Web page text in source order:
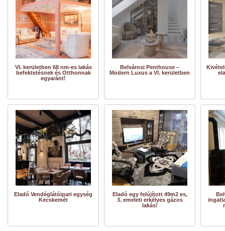
VI. kerületben 68 nm-es lakás
befektetésnek és Otthonnak
egyaránt!
Belvárosi Penthouse –
Modern Luxus a VI. kerületben
Eladó Vendéglátóipari egység
Kecskemét
Eladó egy felújított 49m2 es,
3. emeleti erkélyes gázos
lakás!